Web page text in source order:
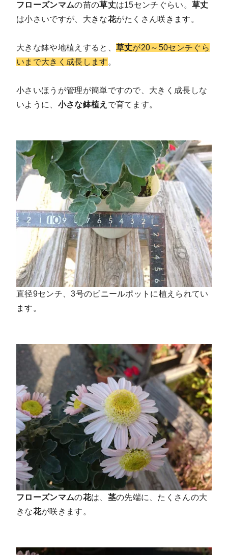
フローズンマムの苗の草丈は15センチぐらい。草丈
は小さいですが、大きな花がたくさん咲きます。
大きな鉢や地植えすると、 草丈が20～50センチぐら
いまで大きく成長します 。
小さいほうが管理が簡単ですので、大きく成長しな
いように、 小さな鉢植え で育てます。
直径9センチ、3号のビニールポットに植えられてい
ます。
フローズンマムの花は、 茎の先端に、たくさんの大
きな花が咲きます。